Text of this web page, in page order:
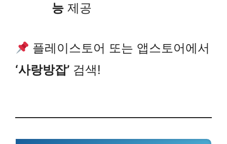
능 제공
플레이스토어 또는 앱스토어에서
‘사랑방잡’ 검색!